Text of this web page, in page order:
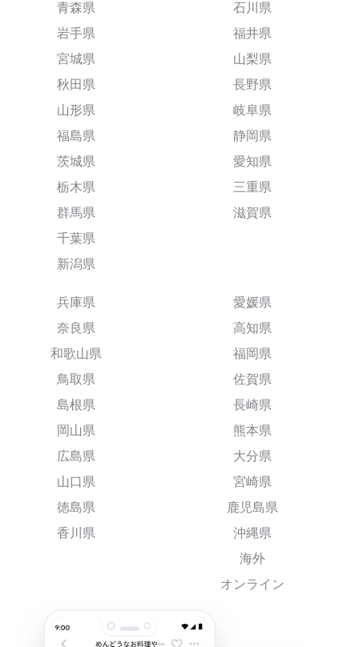
青森県
岩手県
宮城県
秋田県
山形県
福島県
茨城県
栃木県
群馬県
千葉県
新潟県
石川県
福井県
山梨県
長野県
岐阜県
静岡県
愛知県
三重県
滋賀県
兵庫県
奈良県
和歌山県
鳥取県
島根県
岡山県
広島県
山口県
徳島県
香川県
愛媛県
高知県
福岡県
佐賀県
長崎県
熊本県
大分県
宮崎県
鹿児島県
沖縄県
海外
オンライン